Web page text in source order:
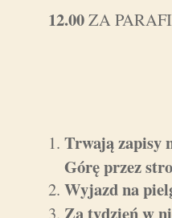
12.00ZA
Trwają zapisy
Górę przez
Wyjazd na
Za tydzień w